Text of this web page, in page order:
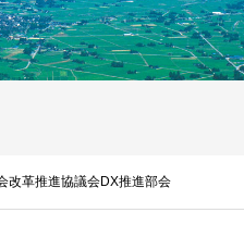
改革推進協議会DX推進部会